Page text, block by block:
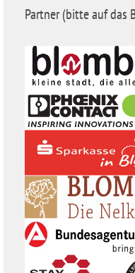
Partner (bitte auf das